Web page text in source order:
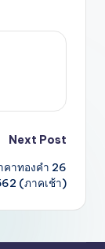
Next Post
คาทองคำ 26
(ภาคเช้า)